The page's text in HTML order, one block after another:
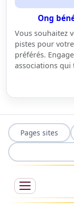
Ong
Vous souhaitez
pistes pour
préférés.
associations
Pages sites